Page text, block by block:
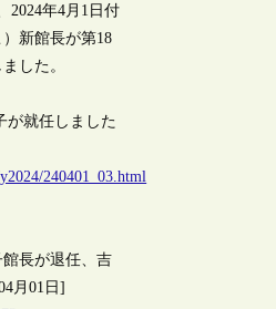
2024年4月1日付
新館長が第18
した。
が就任しました
240401_03.html
長が退任、吉
月01日]